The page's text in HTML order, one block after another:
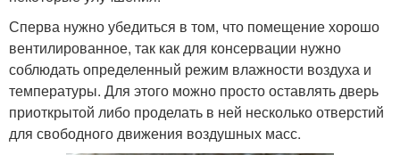
Сперва нужно убедиться в том, что помещение хорошо
вентилированное, так как для консервации нужно
соблюдать определенный режим влажности воздуха и
температуры. Для этого можно просто оставлять дверь
приоткрытой либо проделать в ней несколько отверстий
для свободного движения воздушных масс.